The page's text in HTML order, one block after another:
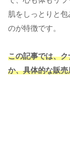
肌をしっとりと
のが特徴です。
この記事では、
か、具体的な販